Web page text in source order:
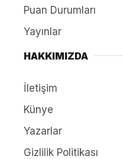
Puan Durumları
Yayınlar
HAKKIMIZDA
İletişim
Künye
Yazarlar
Gizlilik Politikası